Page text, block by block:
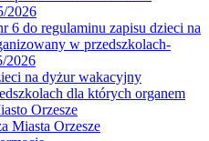
2026
do regulaminu zapisu dzieci na
w przedszkolach-
2026
na dyżur wakacyjny
dla których organem
Orzesze
Miasta Orzesze